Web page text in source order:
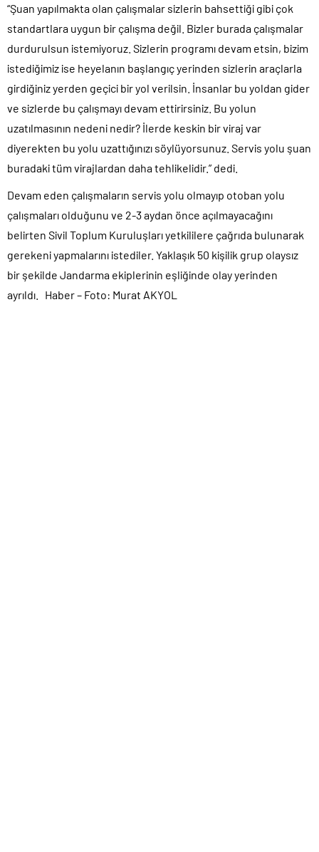
“Şuan yapılmakta olan çalışmalar sizlerin bahsettiği gibi çok
standartlara uygun bir çalışma değil. Bizler burada çalışmalar
durdurulsun istemiyoruz. Sizlerin programı devam etsin, bizim
istediğimiz ise heyelanın başlangıç yerinden sizlerin araçlarla
girdiğiniz yerden geçici bir yol verilsin. İnsanlar bu yoldan gider
ve sizlerde bu çalışmayı devam ettirirsiniz. Bu yolun
uzatılmasının nedeni nedir? İlerde keskin bir viraj var
diyerekten bu yolu uzattığınızı söylüyorsunuz. Servis yolu şuan
buradaki tüm virajlardan daha tehlikelidir.” dedi.
Devam eden çalışmaların servis yolu olmayıp otoban yolu
çalışmaları olduğunu ve 2-3 aydan önce açılmayacağını
belirten Sivil Toplum Kuruluşları yetkililere çağrıda bulunarak
gerekeni yapmalarını istediler. Yaklaşık 50 kişilik grup olaysız
bir şekilde Jandarma ekiplerinin eşliğinde olay yerinden
ayrıldı. Haber – Foto: Murat AKYOL